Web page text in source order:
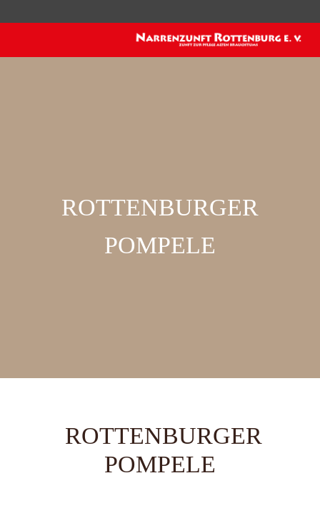
ROTTENBURGER
POMPELE
ROTTENBURGER
POMPELE